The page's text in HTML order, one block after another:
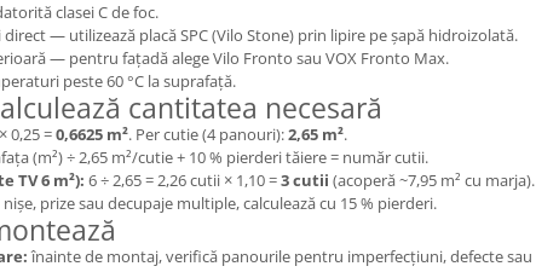
clasei C de foc.
— utilizează placă SPC (Vilo Stone) prin lipire pe șapă hidroizolată.
— pentru fațadă alege Vilo Fronto sau VOX Fronto Max.
peste 60 °C la suprafață.
cantitatea necesară
0,25 =0,6625 m². Per cutie (4 panouri):2,65 m².
(m²) ÷ 2,65 m²/cutie + 10 % pierderi tăiere = număr cutii.
TV 6 m²): 6 ÷ 2,65 = 2,26 cutii × 1,10 =3 cutii (acoperă ~7,95 m² cu marja).
prize sau decupaje multiple, calculează cu 15 % pierderi.
înainte de montaj, verifică panourile pentru imperfecțiuni, defecte sau